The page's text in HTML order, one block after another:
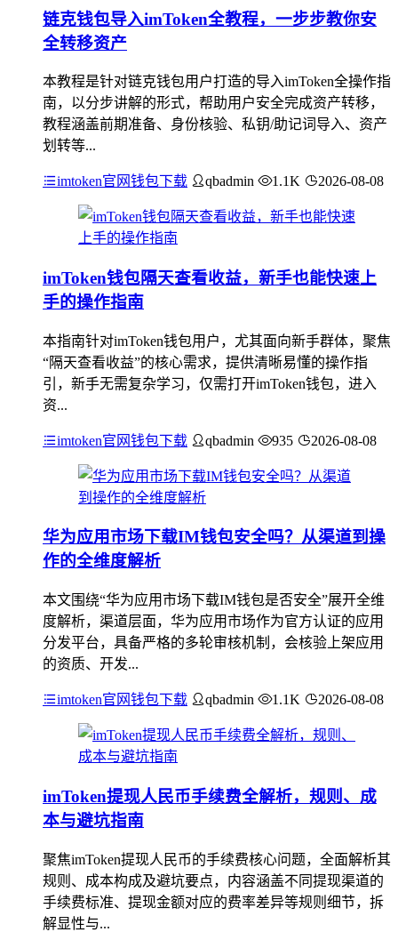
链克钱包导入imToken全教程，一步步教你安
全转移资产
本教程是针对链克钱包用户打造的导入imToken全操作指
南，以分步讲解的形式，帮助用户安全完成资产转移，
教程涵盖前期准备、身份核验、私钥/助记词导入、资产
划转等...
imtoken官网钱包下载 qbadmin 1.1K 2026-08-08
imToken钱包隔天查看收益，新手也能快速上
手的操作指南
本指南针对imToken钱包用户，尤其面向新手群体，聚焦
“隔天查看收益”的核心需求，提供清晰易懂的操作指
引，新手无需复杂学习，仅需打开imToken钱包，进入
资...
imtoken官网钱包下载 qbadmin 935 2026-08-08
华为应用市场下载IM钱包安全吗？从渠道到操
作的全维度解析
本文围绕“华为应用市场下载IM钱包是否安全”展开全维
度解析，渠道层面，华为应用市场作为官方认证的应用
分发平台，具备严格的多轮审核机制，会核验上架应用
的资质、开发...
imtoken官网钱包下载 qbadmin 1.1K 2026-08-08
imToken提现人民币手续费全解析，规则、成
本与避坑指南
聚焦imToken提现人民币的手续费核心问题，全面解析其
规则、成本构成及避坑要点，内容涵盖不同提现渠道的
手续费标准、提现金额对应的费率差异等规则细节，拆
解显性与...